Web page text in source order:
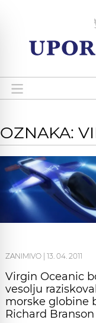
OZNAKA:
ZANIMIVO 13. 04. 2011
Virgin Oceanic
vesolju raziskoval
morske globine
Richard Branson